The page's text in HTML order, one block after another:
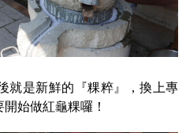
就是新鮮的『粿粹』，換上專
始做紅龜粿囉！